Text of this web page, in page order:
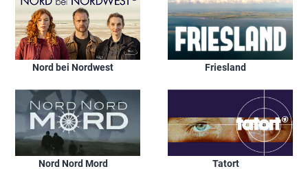
Nord bei Nordwest Friesland
Nord Nord Mord Tatort